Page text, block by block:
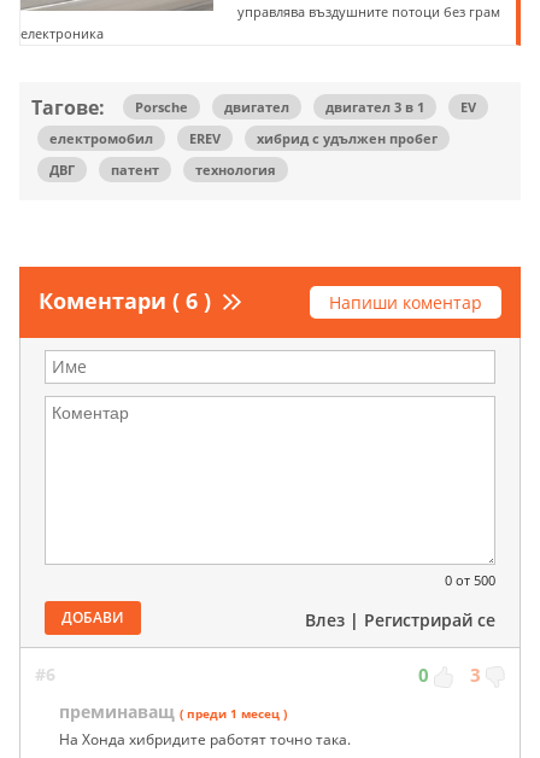
управлява въздушните потоци без грам
електроника
Тагове: Porsche двигател двигател 3 в 1
EV
електромобил
EREV
хибрид с удължен пробег
ДВГ
патент технология
Коментари ( 6 ) Напиши коментар
0 от 500
ДОБАВИ Влез | Регистрирай се
#6 0 3
преминаващ ( преди 1 месец )
На Хонда хибридите работят точно така.